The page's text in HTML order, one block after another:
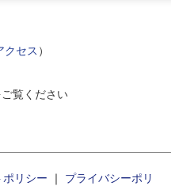
クセス ）
覧ください
ポリシー ｜
プライバシーポリ